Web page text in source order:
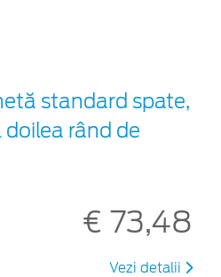
standard spate,
rând de
€ 73,48
Vezi detalii